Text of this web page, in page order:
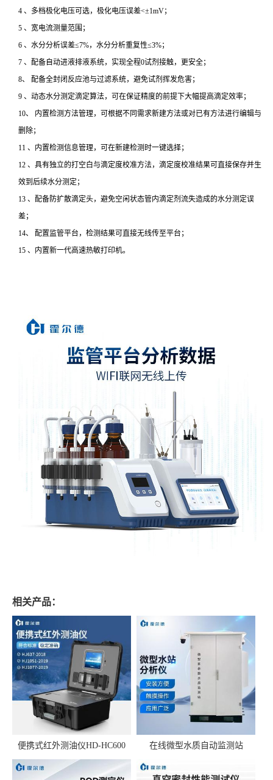
4 、多档极化电压可选，极化电压误差<±1mV；
5 、宽电流测量范围；
6 、水分分析误差≤7%，水分分析重复性≤3%；
7 、配备自动进液排液系统，实现全程0试剂接触，更安全；
8、 配备全封闭反应池与过滤系统，避免试剂挥发危害；
9 、动态水分测定滴定算法，可在保证精度的前提下大幅提高滴定效率；
10、 内置检测方法管理，可根据不同需求新建方法或对已有方法进行编辑与
删除；
11 、内置检测信息管理，可在新建检测时一键选择；
12 、具有独立的打空白与滴定度校准方法，滴定度校准结果可直接保存并生
效到后续水分测定；
13 、配备防扩散滴定头，避免空闲状态管内滴定剂流失造成的水分测定误
差；
14、 配置监管平台，检测结果可直接无线传至平台；
15 、内置新一代高速热敏打印机。
相关产品：
便携式红外测油仪HD-HC600 在线微型水质自动监测站